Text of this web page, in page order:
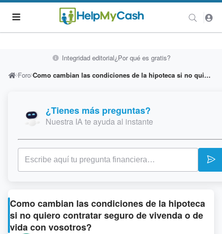
Integridad editorial¿Por qué es gratis?
Foro
Como cambian las condiciones de la hipoteca si no quiero contratar seguro de vivenda o de vida con vosotros?
¿Tienes más preguntas?
Nuestra IA te ayuda al instante
Como cambian las condiciones de la hipoteca
si no quiero contratar seguro de vivenda o de
vida con vosotros?